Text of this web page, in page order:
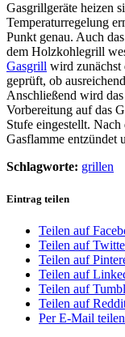
Gasgrillgeräte heizen
Temperaturregelung
Punkt genau. Auch
dem Holzkohlegrill
Gasgrill wird zunächst
geprüft, ob
Anschließend wird
Vorbereitung auf das
Stufe eingestellt.
Gasflamme entzündet
Schlagworte: grillen
Eintrag teilen
Teilen auf
Teilen auf
Teilen auf
Teilen auf
Teilen auf
Teilen auf
Per E-Mail teilen